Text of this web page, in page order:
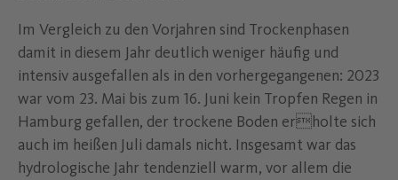
Im Vergleich zu den Vorjahren sind Trockenphasen
damit in diesem Jahr deutlich weniger häufig und
intensiv ausgefallen als in den vorhergegangenen: 2023
war vom 23. Mai bis zum 16. Juni kein Tropfen Regen in
Hamburg gefallen, der trockene Boden erholte sich
auch im heißen Juli damals nicht. Insgesamt war das
hydrologische Jahr tendenziell warm, vor allem die